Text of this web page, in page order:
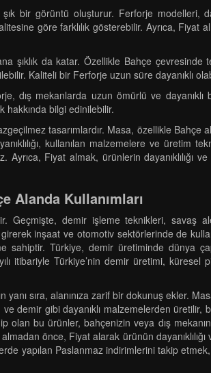
bir görüntü oluşturur. Ferforje modelleri,
göre farklılık gösterebilir. Ayrıca,
şıklık da katar. Özellikle Bahçe
Kaliteli bir Ferforje uzun süre dayanıklı
dış mekanlarda uzun ömürlü ve
bilgi edinilebilir.
tasarımlardır. Masa, özellikle Bahçe
kullanılan malzemelere ve üretim
Fiyat almak, ürünlerin dayanıklılığı
Alanda Kullanımları
demir işleme teknikleri, savaş
inşaat ve otomotiv sektörlerinde de
sahiptir. Türkiye, demir üretiminde dünya
itibariyle Türkiye’nin demir üretimi,
sıra, alanınıza zarif bir dokunuş ekler.
gibi dayanıklı malzemelerden üretilir,
bu ürünler, bahçenizin veya dış
önce, Fiyat alarak ürünün
yapılan Paslanmaz indirimlerini takip